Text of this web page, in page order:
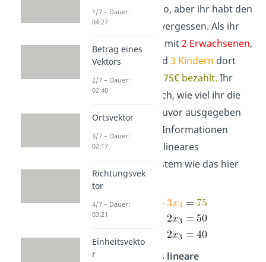
Familie ins Kino, aber ihr habt den
Eintrittspreis vergessen. Als ihr
das letzte Mal mit2 Erwachsenen,
2Senioren und 3 Kindern dort
wart, habt ihr 75€ bezahlt. Ihr
wisst auch noch, wie viel ihr die
beiden Male zuvor ausgegeben
habt. Mit den Informationen
kannst du ein lineares
Gleichungssystem wie das hier
aufstellen.
Du kannst das lineare
1/7 – Dauer:
04:27
Betrag eines
Vektors
2/7 – Dauer:
02:40
Ortsvektor
3/7 – Dauer:
02:17
Richtungsvek
tor
4/7 – Dauer:
03:21
Einheitsvekto
r